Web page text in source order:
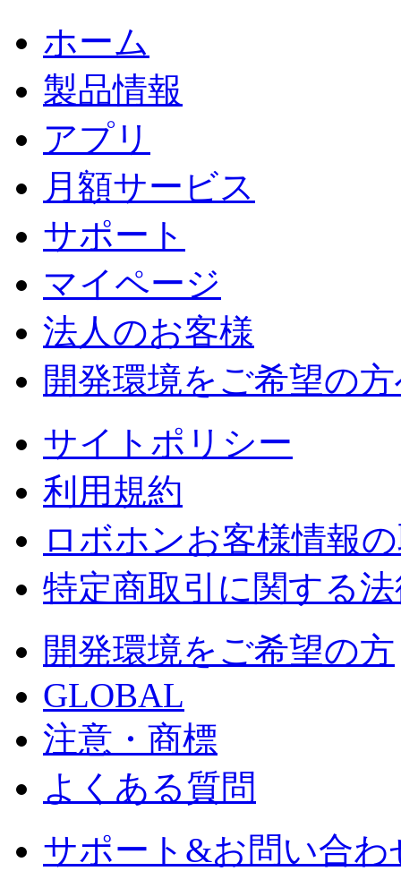
ホーム
製品情報
アプリ
月額サービス
サポート
マイページ
法人のお客様
開発環境をご希望の
サイトポリシー
利用規約
ロボホンお客様情報
特定商取引に関する
開発環境をご希望の方
GLOBAL
注意・商標
よくある質問
サポート&お問い合わ